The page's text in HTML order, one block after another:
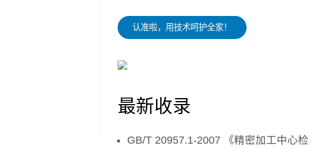
认准啦，用技术呵护全家！
最新收录
GB/T 20957.1-2007 《精密加工中心检